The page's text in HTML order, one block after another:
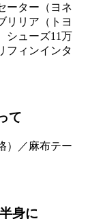
ーター（ヨネ
リリア（トヨ
シューズ11万
フィンインタ
て
身に